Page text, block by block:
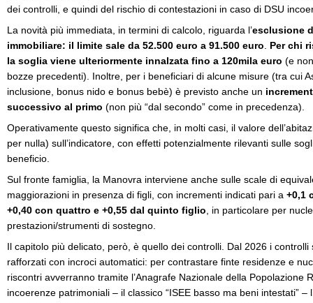
dei controlli, e quindi del rischio di contestazioni in caso di DSU
La novità più immediata, in termini di calcolo, riguarda l’esclusione
immobiliare: il limite sale da 52.500 euro a 91.500 euro
Per chi
la soglia viene ulteriormente innalzata fino a 120mila euro (e
bozze precedenti). Inoltre, per i beneficiari di alcune misure (tra cui
inclusione, bonus nido e bonus bebè) è previsto anche un
successivo al primo (non più “dal secondo” come in precedenza).
Operativamente questo significa che, in molti casi, il valore
per nulla) sull’indicatore, con effetti potenzialmente rilevanti sulle
beneficio.
Sul fronte famiglia, la Manovra interviene anche sulle scale di
maggiorazioni in presenza di figli, con incrementi indicati pari a +0,1
+0,40 con quattro e +0,55 dal quinto figlio , in particolare per
prestazioni/strumenti di sostegno.
Il capitolo più delicato, però, è quello dei controlli. Dal 2026 i
rafforzati con incroci automatici: per contrastare finte residenze e
riscontri avverranno tramite l’Anagrafe Nazionale della Popolazione
incoerenze patrimoniali – il classico “ISEE basso ma beni intestati” –